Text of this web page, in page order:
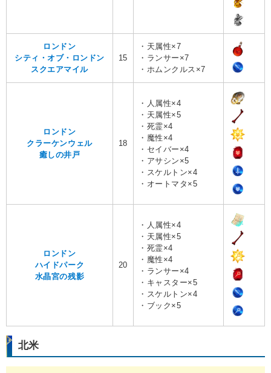
ロンドン
シティ・オブ・ロンドン
スクエアマイル
15
・天属性×7
・ランサー×7
・ホムンクルス×7
ロンドン
クラーケンウェル
癒しの井戸
18
・人属性×4
・天属性×5
・死霊×4
・魔性×4
・セイバー×4
・アサシン×5
・スケルトン×4
・オートマタ×5
ロンドン
ハイドパーク
水晶宮の残影
20
・人属性×4
・天属性×5
・死霊×4
・魔性×4
・ランサー×4
・キャスター×5
・スケルトン×4
・ブック×5
北米